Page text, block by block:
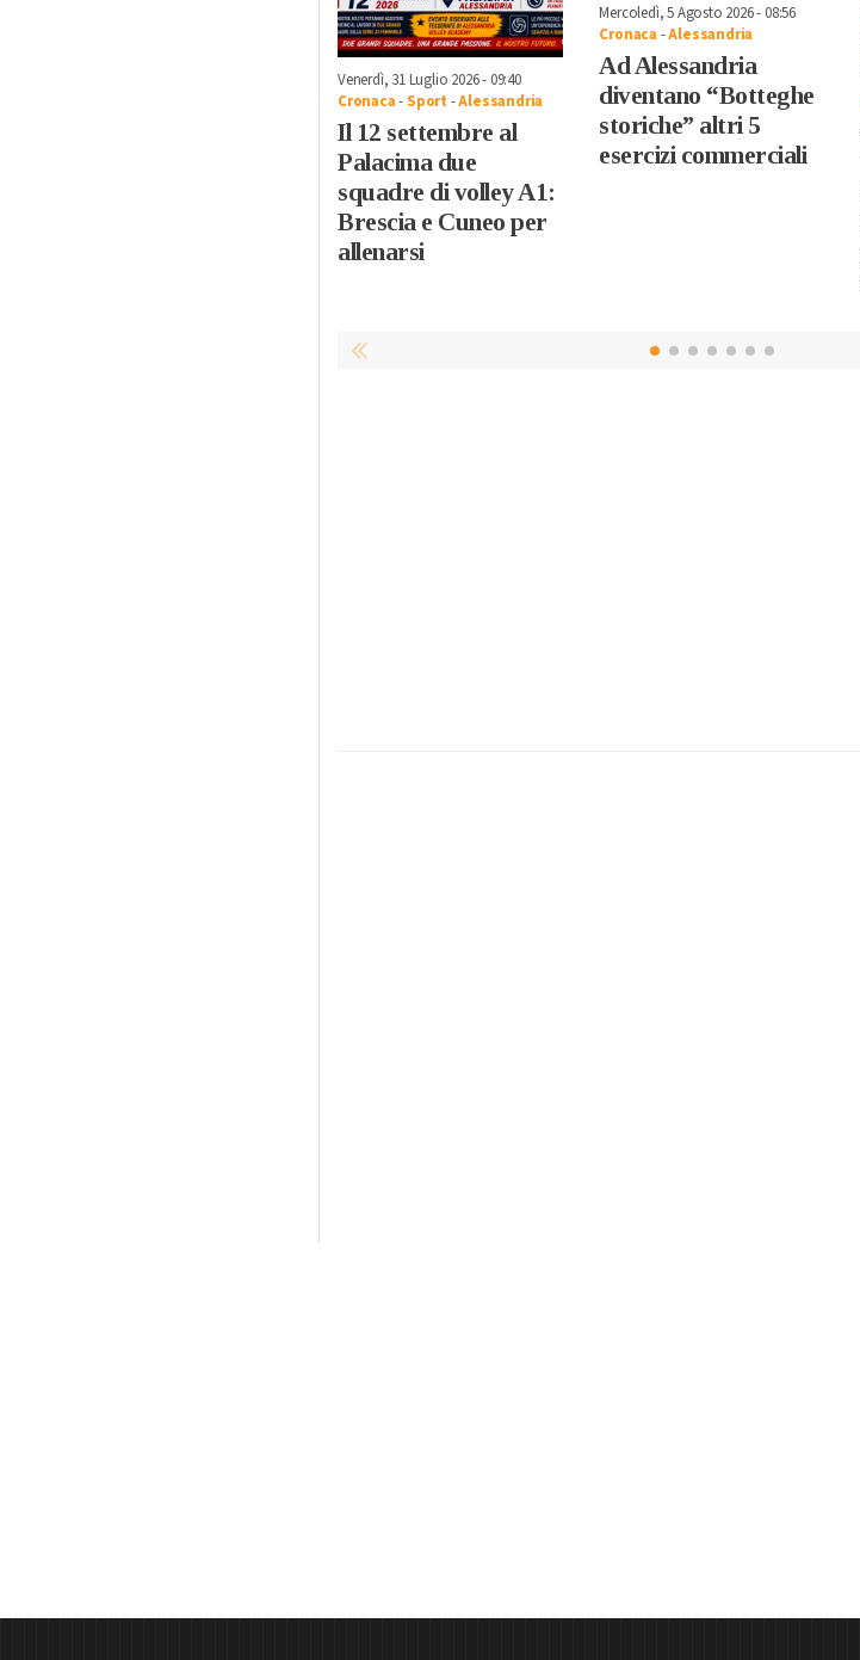
Venerdì, 31 Luglio 2026 - 09:40
Cronaca-Sport -Alessandria
Il 12 settembre al
Palacima due
squadre di volley A1:
Brescia e Cuneo per
allenarsi
Mercoledì, 5 Agosto 2026 - 08:56
Cronaca -Alessandria
Ad Alessandria
diventano “Botteghe
storiche” altri 5
esercizi commerciali